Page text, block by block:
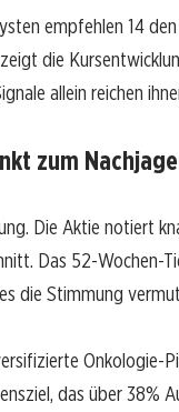
empfehlen 14
die
allein reichen
zum
Die Aktie notiert
Das 52-Wochen-
die Stimmung
Onkologie-
das über 38%